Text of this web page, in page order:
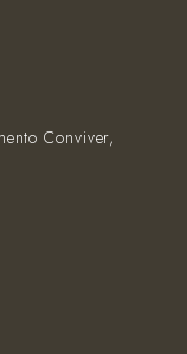
Conviver,